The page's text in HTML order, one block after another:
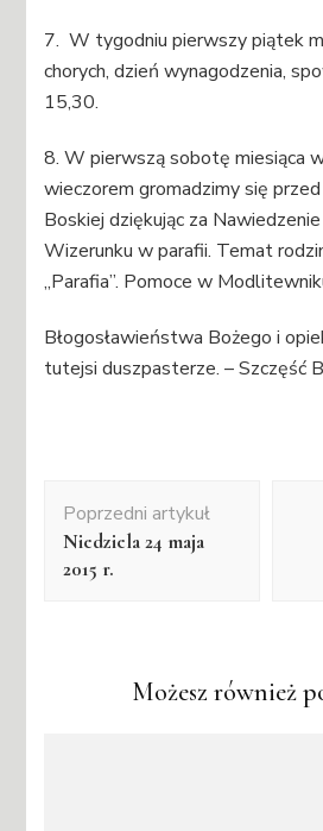
7. W tygodniu pierwszy piątek
chorych, dzień wynagodzenia,
15,30.
8. W pierwszą sobotę miesiąca
wieczorem gromadzimy się
Boskiej dziękując za
Wizerunku w parafii. Temat
„Parafia”. Pomoce w
Błogosławieństwa Bożego i
tutejsi duszpasterze. – Szczęść
wpisu
Poprzedni artykuł
Niedziela 24 maja
2015 r.
Możesz również